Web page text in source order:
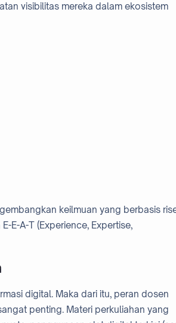
visibilitas mereka dalam ekosistem
keilmuan yang berbasis
E-A-T (Experience, Expertise,
digital. Maka dari itu, peran dosen
penting. Materi perkuliahan yang